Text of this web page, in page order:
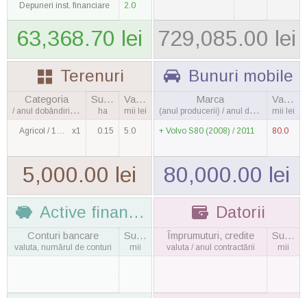
Depuneri inst. financiare
2.0
63,368.70 lei 729,085.00 lei
Terenuri
Categoria
/ anul dobândirii, cantitatea
Suprafaţa
ha
Valoarea
mii lei
Agricol / 1990 x1 0.15 5.0
5,000.00 lei
Bunuri mobile
Marca
(anul producerii) / anul dobândirii
Valoarea
mii lei
Volvo S80 (2008) / 2011 80.0
80,000.00 lei
Active financiare
Conturi bancare
valuta, numărul de conturi
Suma
mii
Datorii
Împrumuturi, credite
valuta / anul contractării
Suma
mii